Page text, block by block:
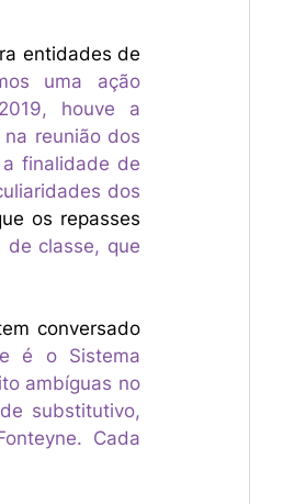
entidades de
uma ação
houve a
reunião dos
finalidade de
dos
os repasses
classe, que
conversado
é o Sistema
ambíguas no
substitutivo,
Cada